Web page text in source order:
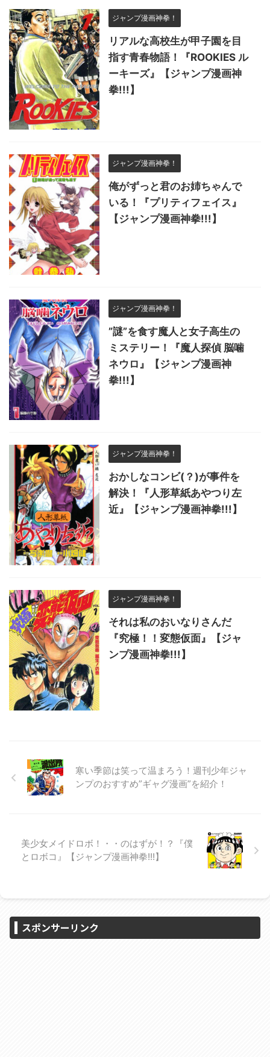
ジャンプ漫画神拳！
リアルな高校生が甲子園を目
指す青春物語！『ROOKIES ル
ーキーズ』【ジャンプ漫画神
拳!!!】
ジャンプ漫画神拳！
俺がずっと君のお姉ちゃんで
いる！『プリティフェイス』
【ジャンプ漫画神拳!!!】
ジャンプ漫画神拳！
”謎”を食す魔人と女子高生の
ミステリー！『魔人探偵 脳噛
ネウロ』【ジャンプ漫画神
拳!!!】
ジャンプ漫画神拳！
おかしなコンビ(？)が事件を
解決！『人形草紙あやつり左
近』【ジャンプ漫画神拳!!!】
ジャンプ漫画神拳！
それは私のおいなりさんだ
『究極！！変態仮面』【ジャ
ンプ漫画神拳!!!】
寒い季節は笑って温まろう！週刊少年ジャ
ンプのおすすめ”ギャグ漫画”を紹介！
美少女メイドロボ！・・のはずが！？『僕
とロボコ』【ジャンプ漫画神拳!!!】
スポンサーリンク